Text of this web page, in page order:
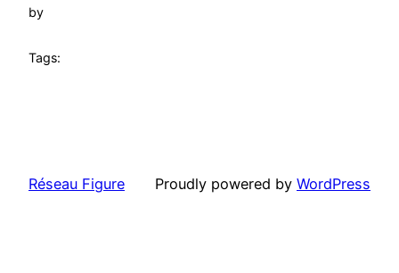
by
Tags:
Réseau Figure Proudly powered by WordPress